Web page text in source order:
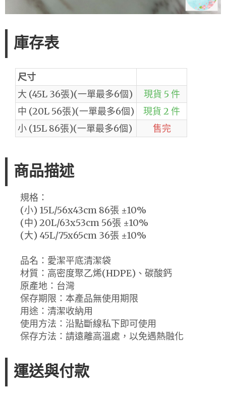
庫存表
尺寸
大 (45L 36張)(一單最多6個)
現貨 5 件
中 (20L 56張)(一單最多6個)
現貨 2 件
小 (15L 86張)(一單最多6個)
售完
商品描述
規格：
(小) 15L/56x43cm 86張 ±10%
(中) 20L/63x53cm 56張 ±10%
(大) 45L/75x65cm 36張 ±10%
品名：愛潔平底清潔袋
材質：高密度聚乙烯(HDPE)、碳酸鈣
原產地：台灣
保存期限：本產品無使用期限
用途：清潔收納用
使用方法：沿點斷線私下即可使用
保存方法：請遠離高溫處，以免遇熱融化
運送與付款